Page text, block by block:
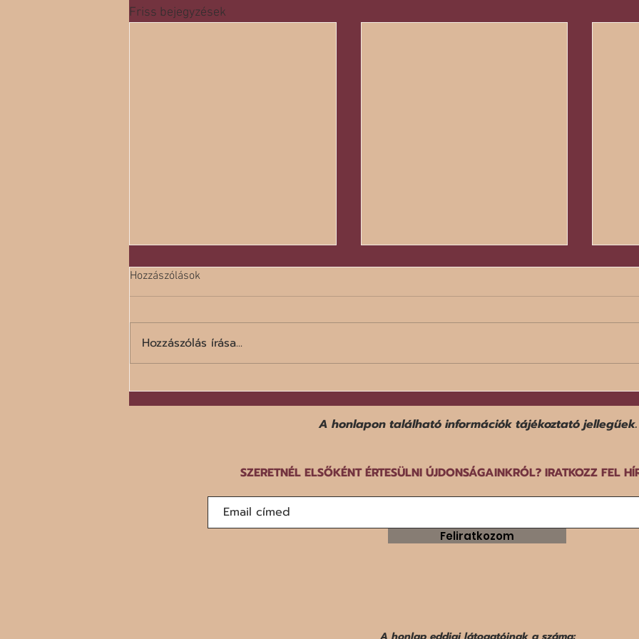
Friss bejegyzések
kézilabda-válogatott a dán-
norvég-svéd közös rendezésű
Hozzászólások
Hozzászólás írása...
A honlapon található információk tájékoztató jellegűek.
SZERETNÉL ELSŐKÉNT ÉRTESÜLNI ÚJDONSÁGAINKRÓL? IRATKOZZ FEL
Feliratkozom